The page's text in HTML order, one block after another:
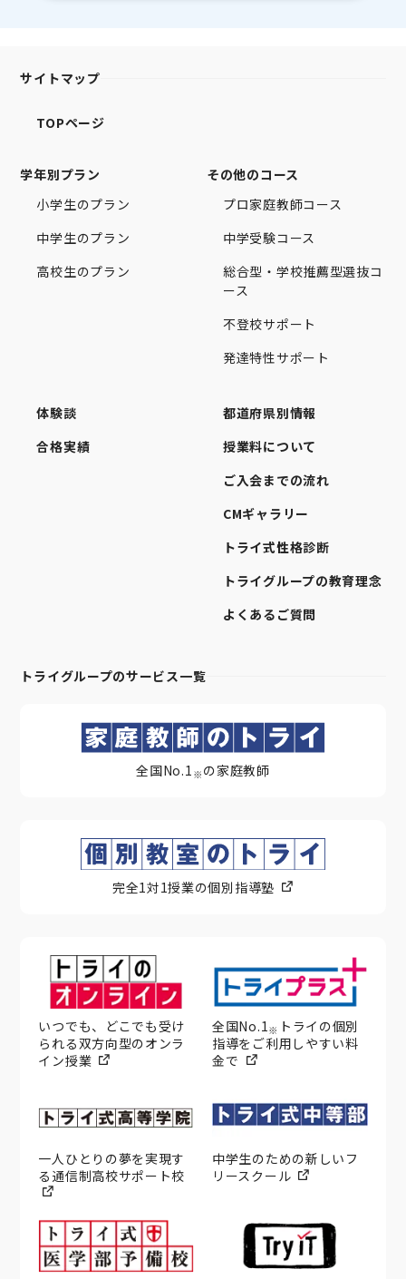
サイトマップ
TOPページ
学年別プラン
小学生のプラン
中学生のプラン
高校生のプラン
その他のコース
プロ家庭教師コース
中学受験コース
総合型・学校推薦型選抜コ
ース
不登校サポート
発達特性サポート
体験談
合格実績
都道府県別情報
授業料について
ご入会までの流れ
CMギャラリー
トライ式性格診断
トライグループの教育理念
よくあるご質問
トライグループのサービス一覧
全国No.1 ※ の家庭教師
完全1対1授業の個別指導塾
いつでも、どこでも受け
られる双方向型のオンラ
イン授業
全国No.1※ トライの個別
指導をご利用しやすい料
金で
一人ひとりの夢を実現す
る通信制高校サポート校
中学生のための新しいフ
リースクール